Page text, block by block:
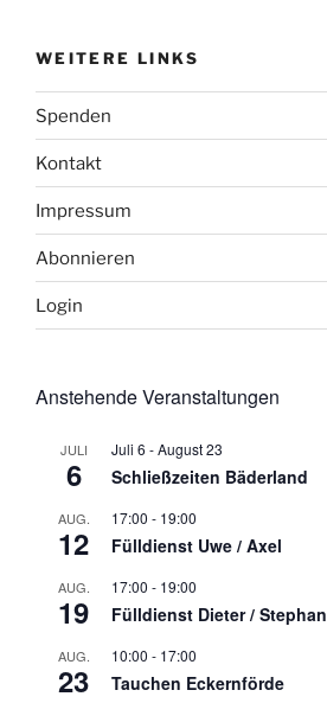
WEITERE LINKS
Spenden
Kontakt
Impressum
Abonnieren
Login
Anstehende Veranstaltungen
JULI
6
Juli 6 -August 23
Schließzeiten Bäderland
AUG.
12
17:00 - 19:00
Fülldienst Uwe / Axel
AUG.
19
17:00 - 19:00
Fülldienst Dieter / Stephan
AUG.
23
10:00 - 17:00
Tauchen Eckernförde